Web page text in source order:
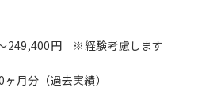
249,400円 ※経験考慮します
月分（過去実績）